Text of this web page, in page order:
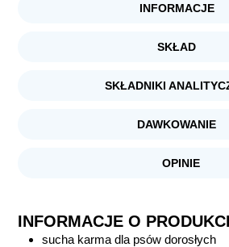
INFORMACJE
SKŁAD
SKŁADNIKI
DAWKOWANIE
OPINIE
INFORMACJE O
sucha karma dla psów dorosłych